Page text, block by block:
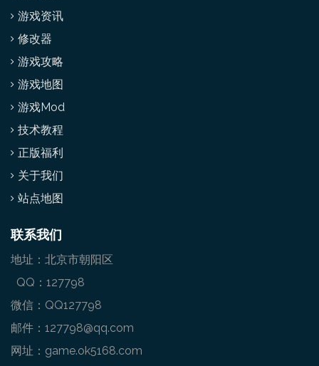
游戏资讯
修改器
游戏攻略
游戏地图
游戏Mod
技术教程
正版福利
关于我们
站点地图
联系我们
地址：北京市朝阳区
QQ：127798
微信：QQ127798
邮件：127798@qq.com
网址：game.ok5168.com